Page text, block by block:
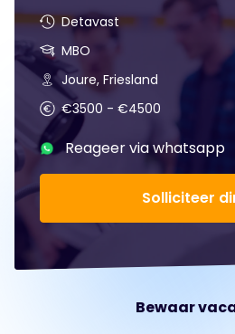
Detavast
MBO
Joure, Friesland
€3500 - €4500
Reageer via whatsapp
Solliciteer
Bewaar